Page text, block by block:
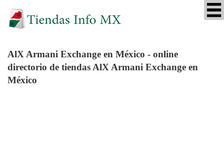
AlX Armani Exchange en México - online
directorio de tiendas AlX Armani Exchange en
México